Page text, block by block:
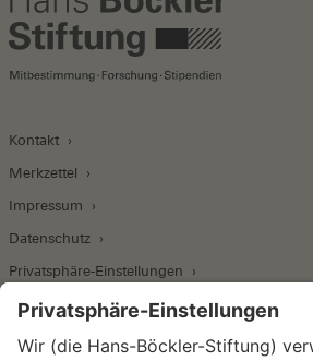
Kontakt
Merkzettel
Impressum
Datenschutz
Privatsphäre-Einstellungen
Wirtschafts- und